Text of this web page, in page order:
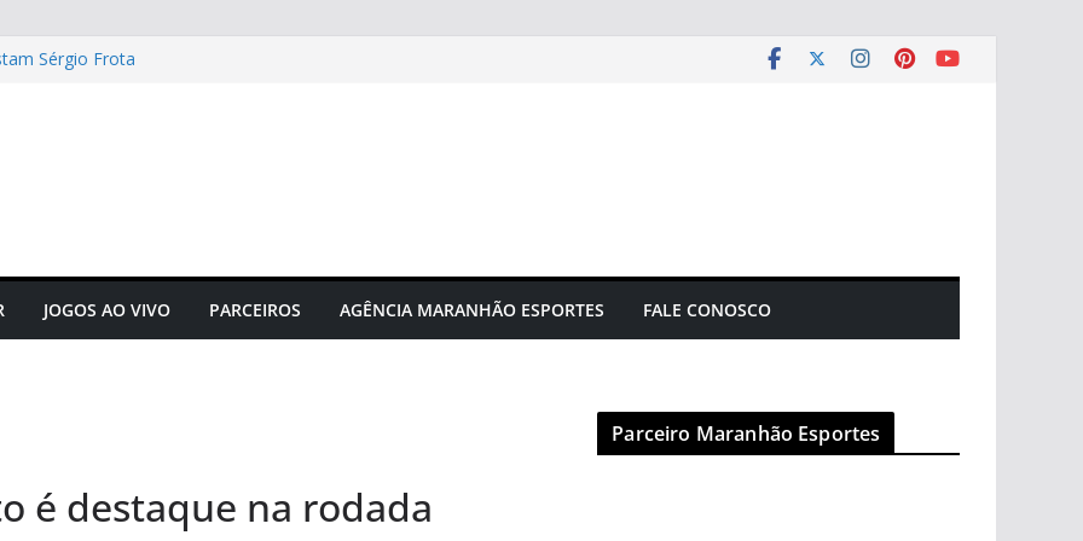
sobre Assembleia
grandes corridas de rua e
para evitar lesões
Neto é campeão
JOGOS AO VIVO PARCEIROS AGÊNCIA MARANHÃO ESPORTES FALE CONOSCO
é destaque na rodada
Parceiro Maranhão Esportes